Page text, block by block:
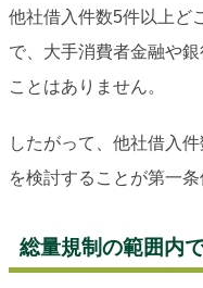
他社借入件数5件以上ど
で、大手消費者金融や
ことはありません。
したがって、他社借入
を検討することが第一
総量規制の範囲内